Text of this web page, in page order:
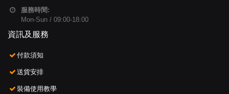
服務時間:
Mon-Sun / 09:00-18:00
資訊及服務
付款須知
送貨安排
裝備使用教學